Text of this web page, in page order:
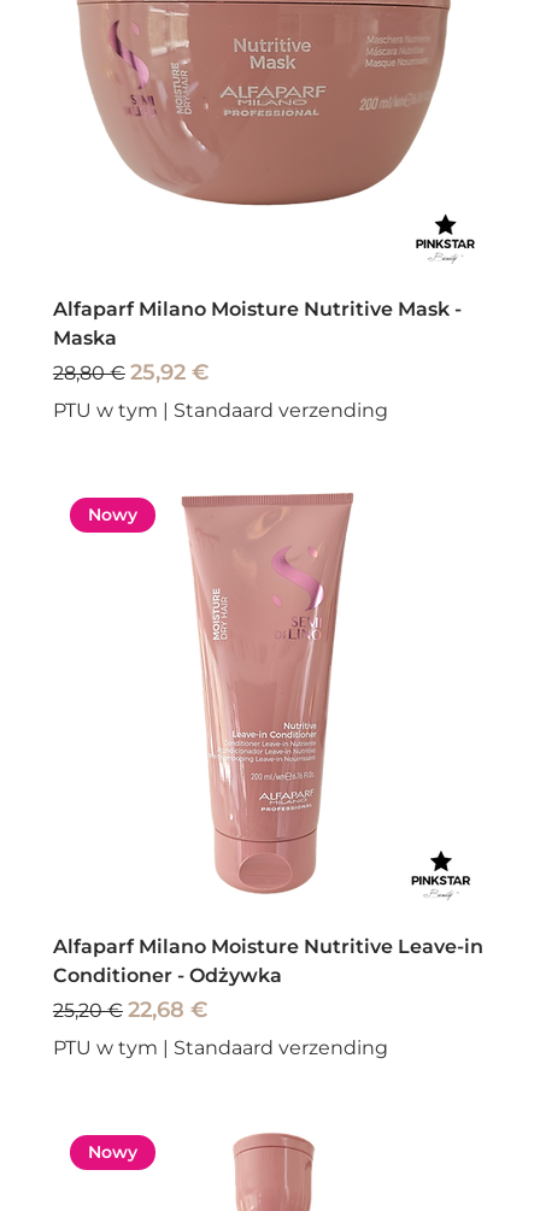
Alfaparf Milano Moisture Nutritive Mask -
Maska
Regularna cena
28,80 € Cena rabatowa
25,92 €
PTU w tym Standaard verzending
Nowy
Alfaparf Milano Moisture Nutritive Leave-in
Conditioner - Odżywka
Regularna cena
25,20 € Cena rabatowa
22,68 €
PTU w tym Standaard verzending
Nowy